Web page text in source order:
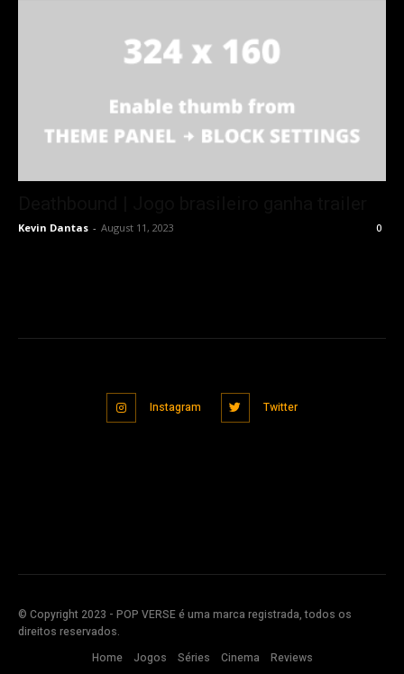
Kevin Dantas - August 11, 2023 0
Instagram Twitter
© Copyright 2023 - POP VERSE é uma marca registrada, todos os
direitos reservados.
Home
Jogos Séries Cinema Reviews